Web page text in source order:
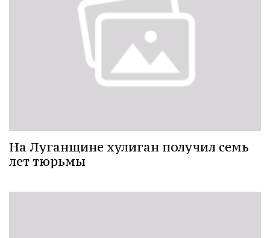
На Луганщине хулиган получил семь
лет тюрьмы